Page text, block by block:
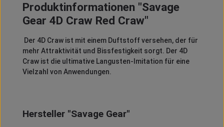
Produktinformationen "Savage
Gear 4D Craw Red Craw"
Der 4D Craw ist mit einem Duftstoff versehen, der für
mehr Attraktivität und Bissfestigkeit sorgt. Der 4D
Craw ist die ultimative Langusten-Imitation für eine
Vielzahl von Anwendungen.
Hersteller "Savage Gear"